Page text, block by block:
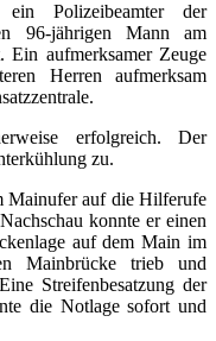
Polizeibeamter der
96-jährigen Mann am
Ein aufmerksamer Zeuge
Herren aufmerksam
erfolgreich. Der
zu.
Mainufer auf die Hilferufe
konnte er einen
auf dem Main im
Mainbrücke trieb und
Streifenbesatzung der
die Notlage sofort und